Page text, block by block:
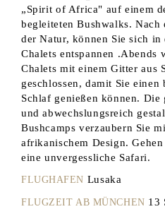
„Spirit of Africa" auf einem
begleiteten Bushwalks. Nach
der Natur, können Sie sich in
Chalets entspannen .Abends
Chalets mit einem Gitter aus
geschlossen, damit Sie
Schlaf genießen können.
und abwechslungsreich
Bushcamps verzaubern Sie
afrikanischem Design.
eine unvergessliche Safari.
FLUGHAFEN Lusaka
FLUGZEIT AB MÜNCHEN 13